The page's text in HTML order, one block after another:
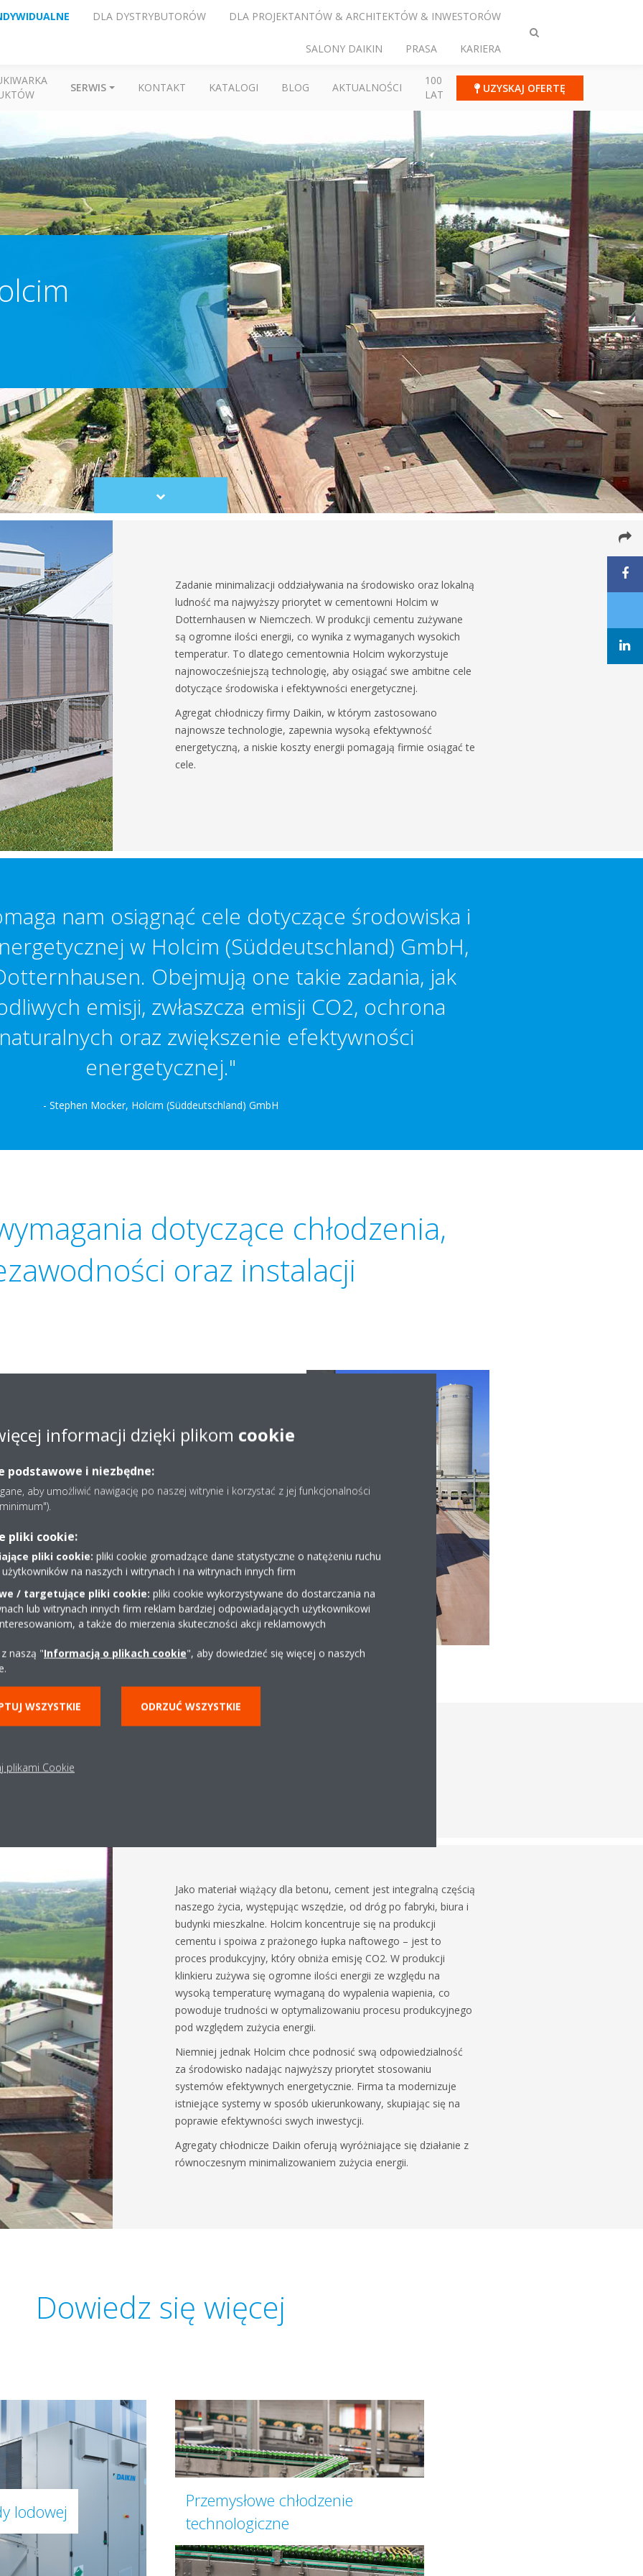
Przełącz
DLA DYSTRYBUTORÓW DLA PROJEKTANTÓW & ARCHITEKTÓW & INWESTORÓW
SALONY DAIKIN PRASA KARIERA
SERWIS KONTAKT KATALOGI BLOG AKTUALNOŚCI
100
LAT
UZYSKAJ OFERTĘ
Scroll
to
Zadanie minimalizacji oddziaływania na środowisko oraz lokalną
ludność ma najwyższy priorytet w cementowni Holcim w
Dotternhausen w Niemczech. W produkcji cementu zużywane
są ogromne ilości energii, co wynika z wymaganych wysokich
temperatur. To dlatego cementownia Holcim wykorzystuje
najnowocześniejszą technologię, aby osiągać swe ambitne cele
dotyczące środowiska i efektywności energetycznej.
Agregat chłodniczy firmy Daikin, w którym zastosowano
najnowsze technologie, zapewnia wysoką efektywność
energetyczną, a niskie koszty energii pomagają firmie osiągać te
cele.
nam osiągnąć cele dotyczące środowiska i
w Holcim (Süddeutschland) GmbH,
Obejmują one takie zadania, jak
emisji, zwłaszcza emisji CO2, ochrona
oraz zwiększenie efektywności
energetycznej."
- Stephen Mocker, Holcim (Süddeutschland) GmbH
dotyczące chłodzenia,
oraz instalacji
technologię Daikin wykorzystywaną w pomieszczeniach
W roku 2016 firma zaczęła użytkować agregat
ciepła wytwarzanego przez cementownię w napędach,
podczas operacji mielenia, a także do chłodzenia
powietrza. Zadania te stawiają wysokie wymagania na
ponieważ mielony materiał jest wcześniej
w piecu obrotowym.
warunkach, przy czym technicy mają tylko trzy
okresu przerwy, następuje przegrzanie i
z ruchu, ponieważ systemy instalacji nie mogą
Rozwiązania plug-and-play firmy Daikin pozwalają
dzięki dostarczaniu systemu w gotowości do instalacji i
emisji CO2 w cementowni
Jako materiał wiążący dla betonu, cement jest integralną częścią
naszego życia, występując wszędzie, od dróg po fabryki, biura i
budynki mieszkalne. Holcim koncentruje się na produkcji
cementu i spoiwa z prażonego łupka naftowego – jest to
proces produkcyjny, który obniża emisję CO2. W produkcji
klinkieru zużywa się ogromne ilości energii ze względu na
wysoką temperaturę wymaganą do wypalenia wapienia, co
powoduje trudności w optymalizowaniu procesu produkcyjnego
pod względem zużycia energii.
Niemniej jednak Holcim chce podnosić swą odpowiedzialność
za środowisko nadając najwyższy priorytet stosowaniu
systemów efektywnych energetycznie. Firma ta modernizuje
istniejące systemy w sposób ukierunkowany, skupiając się na
poprawie efektywności swych inwestycji.
Agregaty chłodnicze Daikin oferują wyróżniające się działanie z
równoczesnym minimalizowaniem zużycia energii.
Dowiedz się więcej
lodowej
Przemysłowe chłodzenie
technologiczne
informacji dzięki plikom cookie
podstawowe i niezbędne:
aby umożliwić nawigację po naszej witrynie i korzystać z jej funkcjonalności
pliki cookie:
pliki cookie: pliki cookie gromadzące dane statystyczne o natężeniu ruchu
na naszych i witrynach i na witrynach innych firm
/ targetujące pliki cookie: pliki cookie wykorzystywane do dostarczania na
lub witrynach innych firm reklam bardziej odpowiadających użytkownikowi
a także do mierzenia skuteczności akcji reklamowych
naszą "Informacją o plikach cookie", aby dowiedzieć się więcej o naszych
WSZYSTKIE ODRZUĆ WSZYSTKIE
plikami Cookie